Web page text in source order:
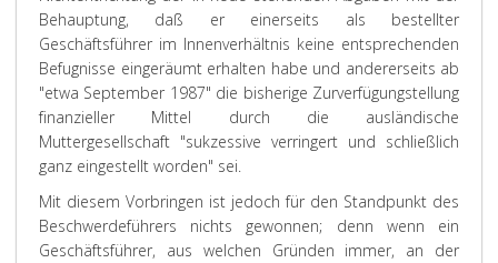
Behauptung, daß er einerseits als bestellter
Geschäftsführer im Innenverhältnis keine entsprechenden
Befugnisse eingeräumt erhalten habe und andererseits ab
"etwa September 1987" die bisherige Zurverfügungstellung
finanzieller Mittel durch die ausländische
Muttergesellschaft "sukzessive verringert und schließlich
ganz eingestellt worden" sei.
Mit diesem Vorbringen ist jedoch für den Standpunkt des
Beschwerdeführers nichts gewonnen; denn wenn ein
Geschäftsführer, aus welchen Gründen immer, an der